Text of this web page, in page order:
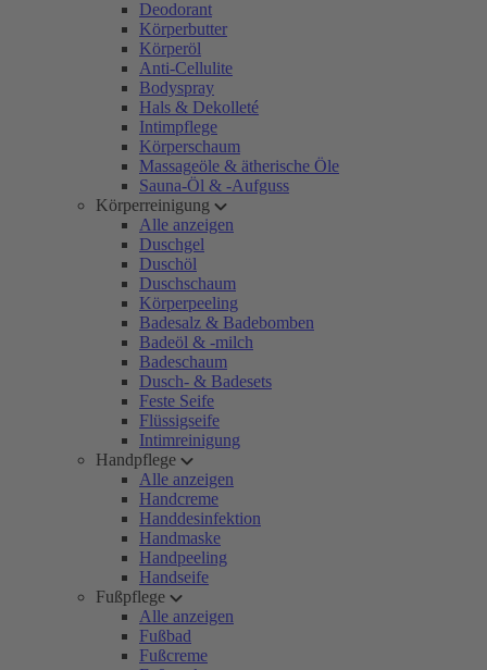
Deodorant
Körperbutter
Körperöl
Anti-Cellulite
Bodyspray
Hals & Dekolleté
Intimpflege
Körperschaum
Massageöle & ätherische Öle
Sauna-Öl & -Aufguss
Körperreinigung
Alle anzeigen
Duschgel
Duschöl
Duschschaum
Körperpeeling
Badesalz & Badebomben
Badeöl & -milch
Badeschaum
Dusch- & Badesets
Feste Seife
Flüssigseife
Intimreinigung
Handpflege
Alle anzeigen
Handcreme
Handdesinfektion
Handmaske
Handpeeling
Handseife
Fußpflege
Alle anzeigen
Fußbad
Fußcreme